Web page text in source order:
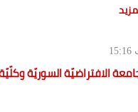
15:16
الافتراضيّة السوريّة